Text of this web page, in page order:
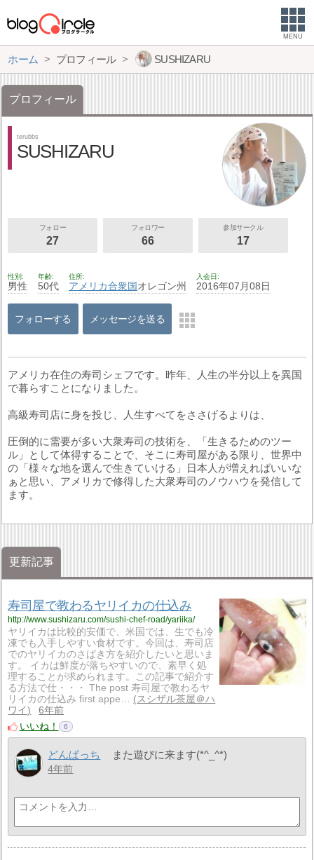
MENU
ホーム プロフィール SUSHIZARU
プロフィール
terubbs
SUSHIZARU
フォロー
27
フォロワー
66
参加サークル
17
性別
男性
年齢
50代
住所
アメリカ合衆国オレゴン州
入会日
2016年07月08日
フォローする メッセージを送る
アメリカ在住の寿司シェフです。昨年、人生の半分以上を異国
で暮らすことになりました。
高級寿司店に身を投じ、人生すべてをささげるよりは、
圧倒的に需要が多い大衆寿司の技術を、「生きるためのツー
ル」として体得することで、そこに寿司屋がある限り、世界中
の「様々な地を選んで生きていける」日本人が増えればいいな
ぁと思い、アメリカで修得した大衆寿司のノウハウを発信して
ます。
更新記事
寿司屋で教わるヤリイカの仕込み
http://www.sushizaru.com/sushi-chef-road/yariika/
ヤリイカは比較的安価で、米国では、生でも冷
凍でも入手しやすい食材です。今回は、寿司店
でのヤリイカのさばき方を紹介したいと思いま
す。 イカは鮮度が落ちやすいので、素早く処
理することが求められます。この記事で紹介す
る方法で仕・・・ The post 寿司屋で教わるヤ
リイカの仕込み first appe…
スシザル茶屋＠ハ
ワイ
6年前
いいね！
6
どんぱっち また遊びに来ます(*^_^*)
4年前